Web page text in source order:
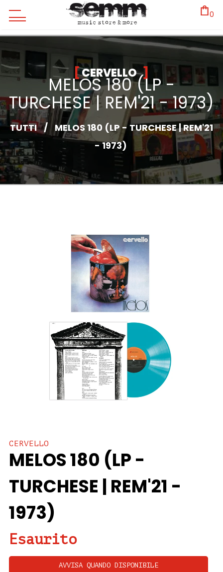
0
CERVELLO
MELOS 180 (LP -
TURCHESE | REM'21 - 1973)
TUTTI / MELOS 180 (LP - TURCHESE | REM'21
- 1973)
CERVELLO
MELOS 180 (LP -
TURCHESE | REM'21 -
1973)
Esaurito
AVVISA QUANDO DISPONIBILE